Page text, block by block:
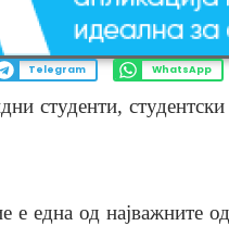
Telegram WhatsApp
студенти,
е една од најважните